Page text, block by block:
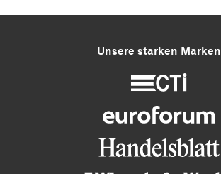
Unsere starken Marken